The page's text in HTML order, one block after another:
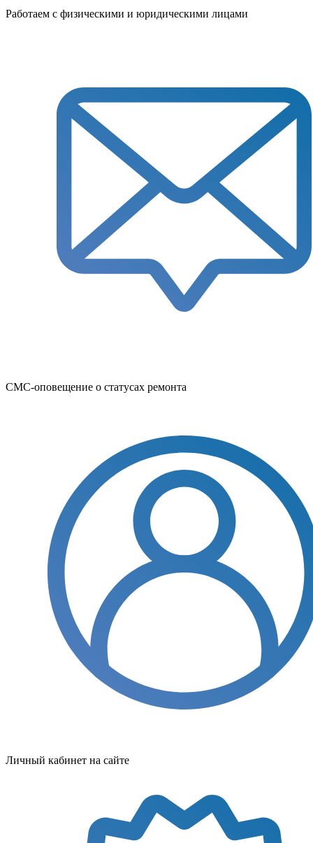
Работаем с физическими и юридическими лицами
СМС-оповещение о статусах ремонта
Личный кабинет на сайте